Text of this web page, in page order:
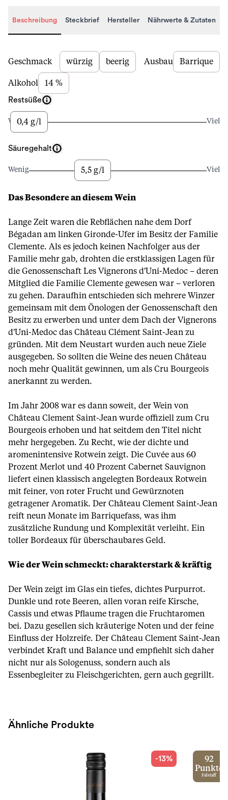
Beschreibung Steckbrief Hersteller Nährwerte & Zutaten
Beschreibung
Geschmack würzig beerig Ausbau Barrique
Alkohol 14 %
Restsüße
Wenig
0,4 g/l Viel
Säuregehalt
Wenig 5,5 g/l Viel
Das Besondere an diesem Wein
Lange Zeit waren die Rebflächen nahe dem Dorf
Bégadan am linken Gironde-Ufer im Besitz der Familie
Clemente. Als es jedoch keinen Nachfolger aus der
Familie mehr gab, drohten die erstklassigen Lagen für
die Genossenschaft Les Vignerons d'Uni-Medoc – deren
Mitglied die Familie Clemente gewesen war – verloren
zu gehen. Daraufhin entschieden sich mehrere Winzer
gemeinsam mit dem Önologen der Genossenschaft den
Besitz zu erwerben und unter dem Dach der Vignerons
d'Uni-Medoc das Château Clément Saint-Jean zu
gründen. Mit dem Neustart wurden auch neue Ziele
ausgegeben. So sollten die Weine des neuen Château
noch mehr Qualität gewinnen, um als Cru Bourgeois
anerkannt zu werden.
Im Jahr 2008 war es dann soweit, der Wein von
Château Clement Saint-Jean wurde offiziell zum Cru
Bourgeois erhoben und hat seitdem den Titel nicht
mehr hergegeben. Zu Recht, wie der dichte und
aromenintensive Rotwein zeigt. Die Cuvée aus 60
Prozent Merlot und 40 Prozent Cabernet Sauvignon
liefert einen klassisch angelegten Bordeaux Rotwein
mit feiner, von roter Frucht und Gewürznoten
getragener Aromatik. Der Château Clement Saint-Jean
reift neun Monate im Barriquefass, was ihm
zusätzliche Rundung und Komplexität verleiht. Ein
toller Bordeaux für überschaubares Geld.
Wie der Wein schmeckt: charakterstark & kräftig
Der Wein zeigt im Glas ein tiefes, dichtes Purpurrot.
Dunkle und rote Beeren, allen voran reife Kirsche,
Cassis und etwas Pflaume tragen die Fruchtaromen
bei. Dazu gesellen sich kräuterige Noten und der feine
Einfluss der Holzreife. Der Château Clement Saint-Jean
verbindet Kraft und Balance und empfiehlt sich daher
nicht nur als Sologenuss, sondern auch als
Essenbegleiter zu Fleischgerichten, gern auch gegrillt.
Ähnliche Produkte
-13%
92
Punkte
Falstaff